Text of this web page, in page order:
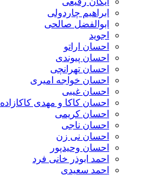
ابراهیم چاردولی
ابوالفضل صالحی
اجوید
احسان اراتو
احسان پیوندی
احسان تهرانچی
احسان خواجه امیری
احسان غیبی
احسان کاکا و مهدی کاکازاده
احسان کریمی
احسان ناجی
احسان نی زن
احسان وحیدپور
احمد ابوذر خانی فرد
احمد سعیدی